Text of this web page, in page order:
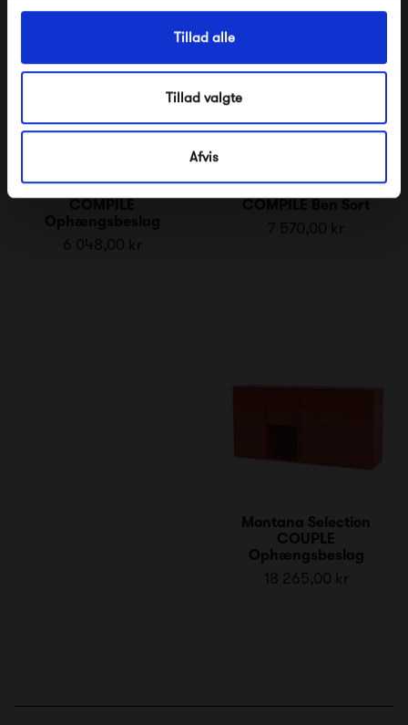
Tillad alle
Tillad valgte
Afvis
Montana Selection
6 048,00 kr
Montana Selection
Montana Selection
COUPLE
Ophængsbeslag
18 265,00 kr